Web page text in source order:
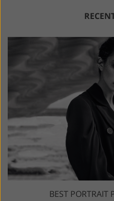
BEST PORTRAIT